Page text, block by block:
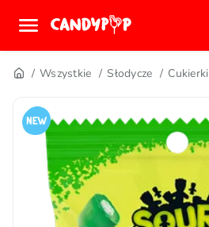
Wszystkie Słodycze Cukierki